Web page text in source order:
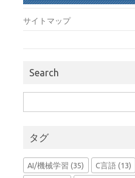
サイトマップ
Search
索:
タグ
AI/機械学習 (35) C言語(13)